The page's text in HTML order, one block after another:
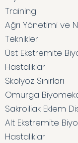
Training
Ağrı Yönetimi ve
Teknikler
Üst Ekstremite
Hastalıklar
Skolyoz Sınırları
Omurga
Sakroiliak Eklem
Alt Ekstremite
Hastalıklar